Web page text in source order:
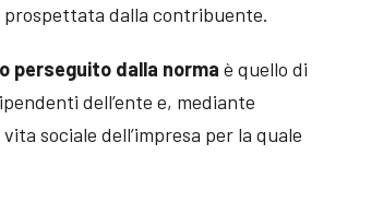
prospettata dalla contribuente.
perseguito dalla norma è quello di
dell’ente e, mediante
sociale dell’impresa per la quale